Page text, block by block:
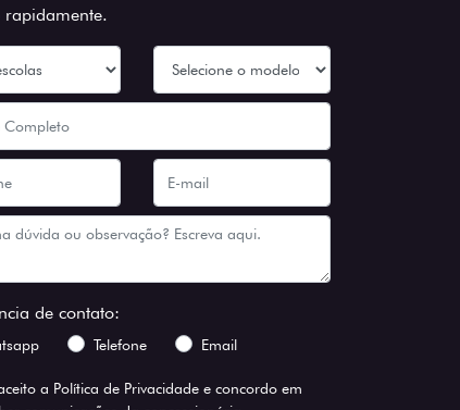
rapidamente.
de contato:
Telefone Email
a Política de Privacidadee concordo em